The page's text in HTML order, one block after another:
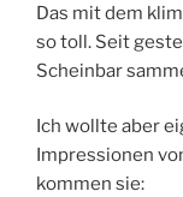
Das mit dem
so toll. Seit
Scheinbar
Ich wollte aber
Impressionen
kommen sie: